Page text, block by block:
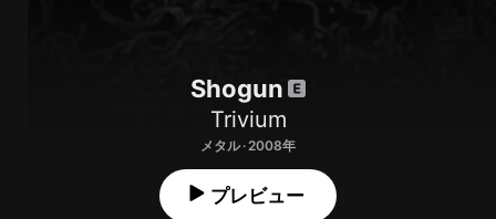
Shogun
Trivium
メタル · 2008年
プレビュー